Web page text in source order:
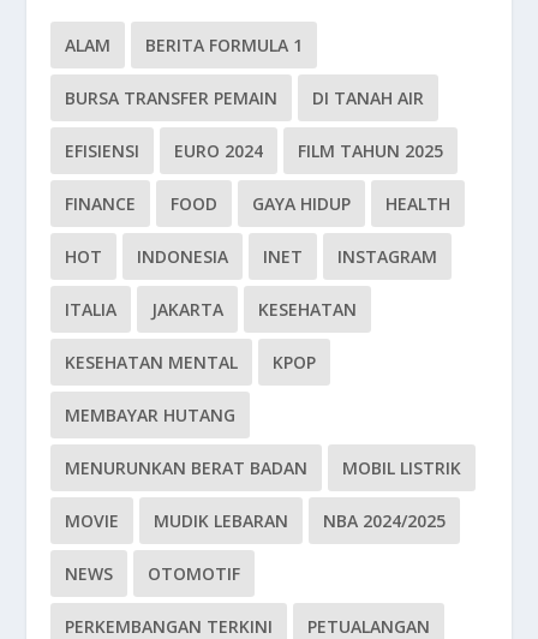
ALAM BERITA FORMULA 1
BURSA TRANSFER PEMAIN DI TANAH AIR
EFISIENSI EURO 2024 FILM TAHUN 2025
FINANCE FOOD GAYA HIDUP HEALTH
HOT INDONESIA INET INSTAGRAM
ITALIA JAKARTA KESEHATAN
KESEHATAN MENTAL KPOP
MEMBAYAR HUTANG
MENURUNKAN BERAT BADAN MOBIL LISTRIK
MOVIE MUDIK LEBARAN NBA 2024/2025
NEWS OTOMOTIF
PERKEMBANGAN TERKINI PETUALANGAN